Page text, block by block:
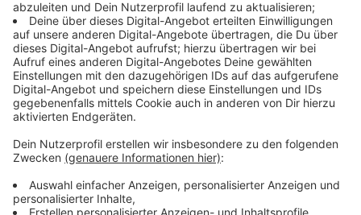
umliegenden Krankenhäuser gebracht. Bis die IT-
Systeme wieder funktionieren, herrscht in der
Düsseldorfer Uni-Klinik weiter Ausnahmezustand. Seit
gestern Nachmittag ist die Uni-Klinik telefonisch
wieder erreichbar. Die übrigen Einschränkungen dauern
aber noch an.
Hier informiert die Uni-Klinik!
Uni-Klinik hofft auf Finanzspritze!